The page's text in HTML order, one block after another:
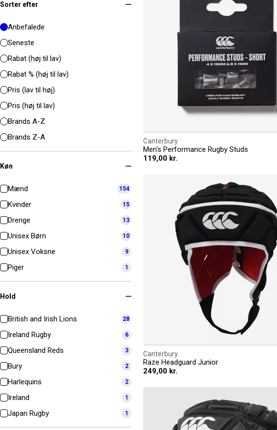
Sorter efter
Anbefalede
Seneste
Rabat (høj til lav)
Rabat % (høj til lav)
Pris (lav til høj)
Pris (høj til lav)
Brands A-Z
Brands Z-A
Køn
Mænd 154
Kvinder 15
Drenge 13
Unisex Børn 10
Unisex Voksne 9
Piger 1
Hold
British and Irish Lions 28
Ireland Rugby 6
Queensland Reds 3
Bury 2
Harlequins 2
Ireland 1
Japan Rugby 1
Canterbury
Men's Performance Rugby Studs
119,00 kr.
Canterbury
Raze Headguard Junior
249,00 kr.